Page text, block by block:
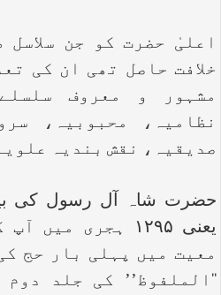
اعلیٰ حضرت کو جن
خلافت حاصل تھی ان کی
مشہور و معروف
نظامیہ، محبوبیہ،
صدیقیہ، نقش بندیہ
حضرت شاہ آل رسول کی
یعنی ۱۲۹۵ ہجری
معیت میں پہلی بار حج
‘‘الملفوظ’’ کی جلد